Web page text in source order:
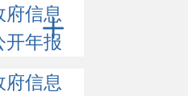
府信息
开年报
府信息